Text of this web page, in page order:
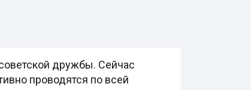
дружбы. Сейчас
проводятся по всей